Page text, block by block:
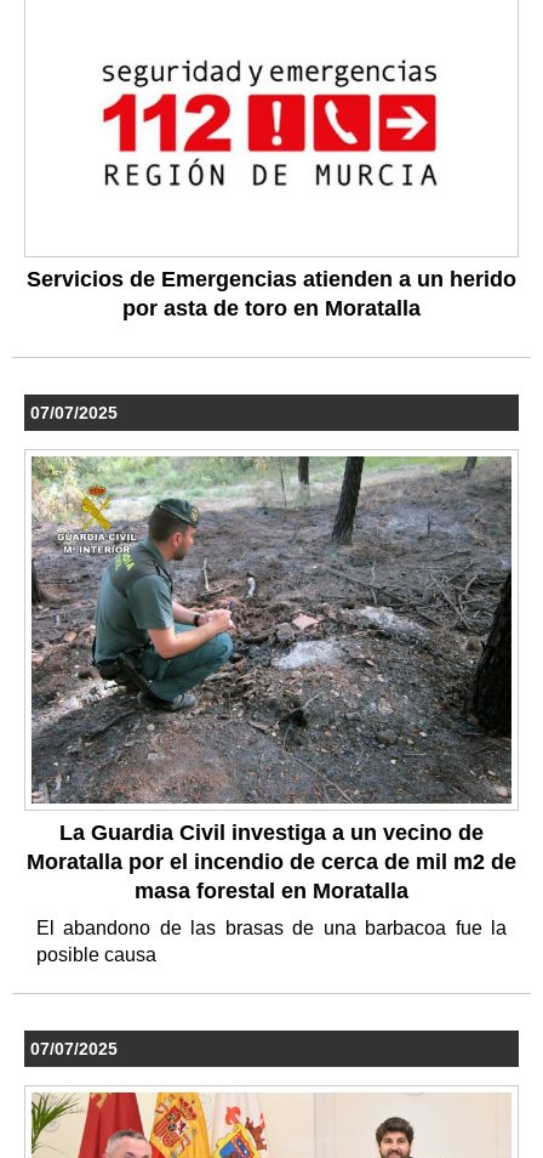
Servicios de Emergencias atienden a un herido
por asta de toro en Moratalla
07/07/2025
La Guardia Civil investiga a un vecino de
Moratalla por el incendio de cerca de mil m2 de
masa forestal en Moratalla
El abandono de las brasas de una barbacoa fue la
posible causa
07/07/2025